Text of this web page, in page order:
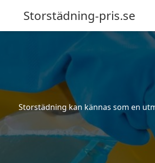
Storstädning-pris.se
Storstädning kan kännas som en